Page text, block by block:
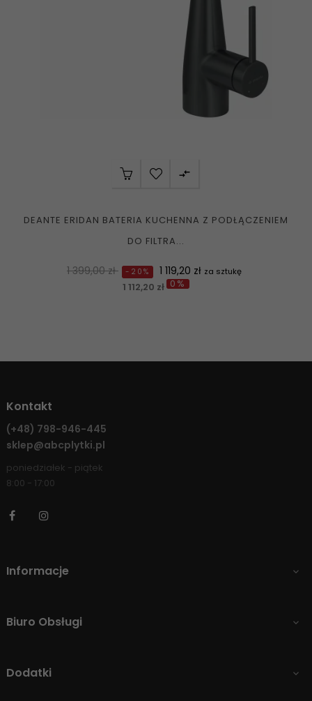

DEANTE ERIDAN BATERIA KUCHENNA Z PODŁĄCZENIEM
DO FILTRA...
Normalna
1 399,00 zł -20% Cena
1 119,20 zł za sztukę
1 112,20 zł 0%
Kontakt
(+48) 798-946-445
sklep@abcplytki.pl
poniedziałek - piątek
8:00 - 17:00
Facebook
Informacje 
Biuro Obsługi 
Dodatki 